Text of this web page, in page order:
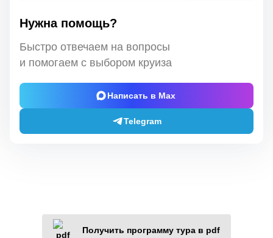
Нужна помощь?
Быстро отвечаем на вопросы
и помогаем с выбором круиза
Написать в Max
Telegram
Получить программу тура в pdf